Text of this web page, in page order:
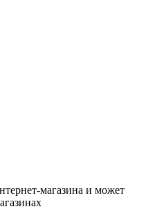
магазина и может